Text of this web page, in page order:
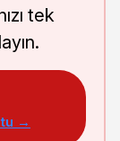
tek
→